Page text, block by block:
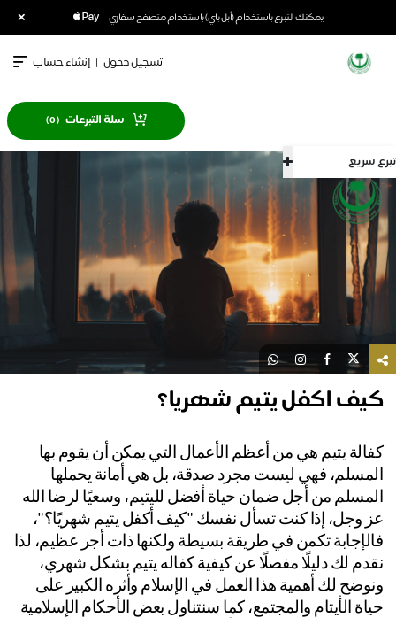
يمكنك التبرع باستخدام (أبل باي) باستخدام متصفح سفاري
تسجيل دخول | إنشاء حساب
سلة التبرعات (
0
)
اكفل يتيم شهريا؟
كفالة يتيم هي من أعظم الأعمال التي يمكن أن يقوم بها
المسلم، فهي ليست مجرد صدقة، بل هي أمانة يحملها
المسلم من أجل ضمان حياة أفضل لليتيم، وسعيًا لرضا الله
عز وجل، إذا كنت تسأل نفسك "كيف أكفل يتيم شهريًا؟"،
فالإجابة تكمن في طريقة بسيطة ولكنها ذات أجر عظيم، لذا
نقدم لك دليلًا مفصلًا عن كيفية كفاله يتيم بشكل شهري،
ونوضح لك أهمية هذا العمل في الإسلام وأثره الكبير على
حياة الأيتام والمجتمع، كما سنتناول بعض الأحكام الإسلامية